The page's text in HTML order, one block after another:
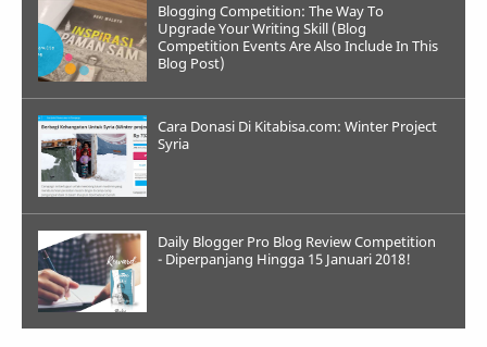
Blogging Competition: The Way To
Upgrade Your Writing Skill (Blog
Competition Events Are Also Include In This
Blog Post)
Cara Donasi Di Kitabisa.com: Winter Project
Syria
Daily Blogger Pro Blog Review Competition
- Diperpanjang Hingga 15 Januari 2018!